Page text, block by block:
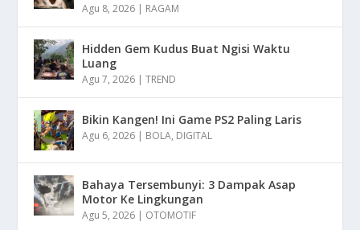
Agu 8, 2026 | RAGAM
Hidden Gem Kudus Buat Ngisi Waktu
Luang
Agu 7, 2026 |TREND
Bikin Kangen! Ini Game PS2 Paling Laris
Agu 6, 2026 | BOLA, DIGITAL
Bahaya Tersembunyi: 3 Dampak Asap
Motor Ke Lingkungan
Agu 5, 2026 | OTOMOTIF